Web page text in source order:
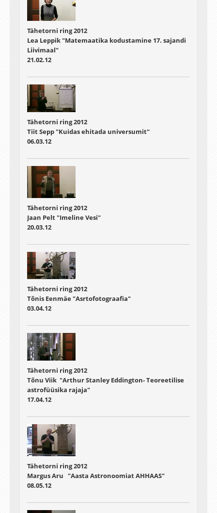
Tähetorni ring 2012
Lea Leppik "Matemaatika kodustamine 17. sajandi
Liivimaal"
21.02.12
Tähetorni ring 2012
Tiit Sepp "Kuidas ehitada universumit"
06.03.12
Tähetorni ring 2012
Jaan Pelt "Imeline Vesi"
20.03.12
Tähetorni ring 2012
Tõnis Eenmäe "Asrtofotograafia"
03.04.12
Tähetorni ring 2012
Tõnu Viik "Arthur Stanley Eddington- Teoreetilise
astrofüüsika rajaja"
17.04.12
Tähetorni ring 2012
Margus Aru "Aasta Astronoomiat AHHAAS"
08.05.12